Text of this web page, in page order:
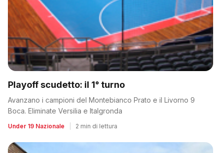
Playoff scudetto: il 1° turno
Avanzano i campioni del Montebianco Prato e il Livorno 9
Boca. Eliminate Versilia e Italgronda
Under 19 Nazionale 2 min di lettura